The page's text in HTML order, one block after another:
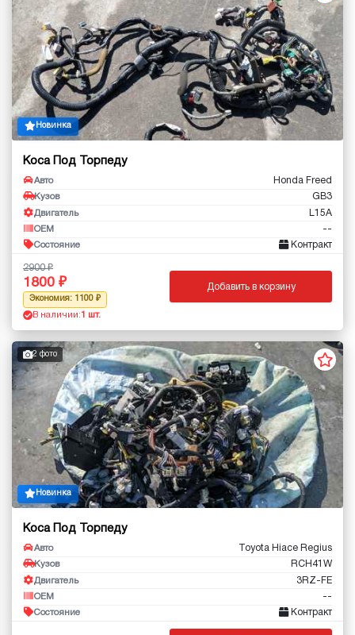
Новинка
Коса Под Торпеду
Авто Honda Freed
Кузов GB3
Двигатель L15A
OEM --
Состояние Контракт
2900
1800
Экономия: 1100
В наличии: 1 шт.
Добавить в корзину
2 фото
Новинка
Коса Под Торпеду
Авто Toyota Hiace Regius
Кузов RCH41W
Двигатель 3RZ-FE
OEM --
Состояние Контракт